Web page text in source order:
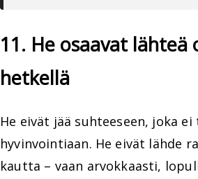
11. He osaavat lähteä
hetkellä
He eivät jää suhteeseen, joka ei
hyvinvointiaan. He eivät lähde
kautta – vaan arvokkaasti,